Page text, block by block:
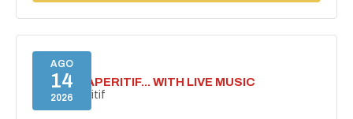
AGO
14
2026
SECRET APERITIF... WITH LIVE MUSIC
Secret aperitif